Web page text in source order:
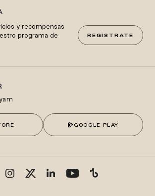
y recompensas
programa de
REGÍSTRATE
GOOGLE PLAY